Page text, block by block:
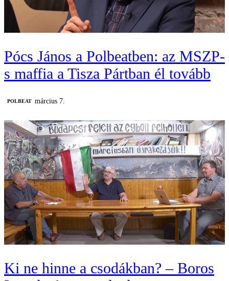
Pócs János a Polbeatben: az MSZP-
s maffia a Tisza Pártban él tovább
‎POLBEAT március 7.
Ki ne hinne a csodákban? – Boros